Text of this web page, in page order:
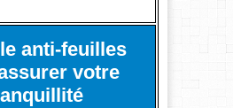
anti-feuilles
votre